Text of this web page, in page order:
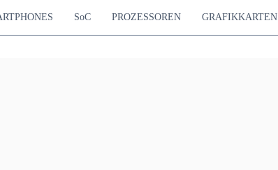
SoC PROZESSOREN GRAFIKKARTEN